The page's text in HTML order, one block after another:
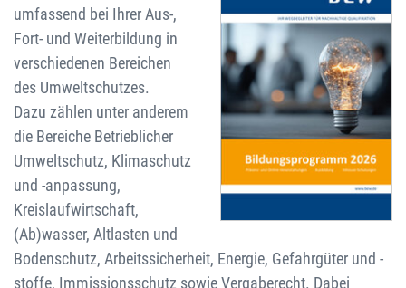
umfassend bei Ihrer Aus-,
Fort- und Weiterbildung in
verschiedenen Bereichen
des Umweltschutzes.
Dazu zählen unter anderem
die Bereiche Betrieblicher
Umweltschutz, Klimaschutz
und -anpassung,
Kreislaufwirtschaft,
(Ab)wasser, Altlasten und
Bodenschutz, Arbeitssicherheit, Energie, Gefahrgüter und -
stoffe, Immissionsschutz sowie Vergaberecht. Dabei